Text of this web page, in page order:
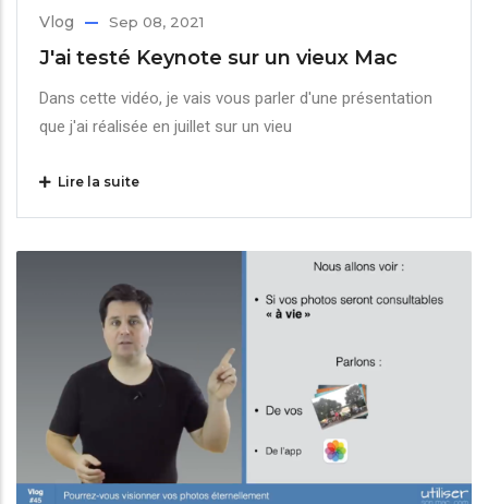
Vlog Sep 08, 2021
J'ai testé Keynote sur un vieux Mac
Dans cette vidéo, je vais vous parler d'une présentation
que j'ai réalisée en juillet sur un vieu
Lire la suite